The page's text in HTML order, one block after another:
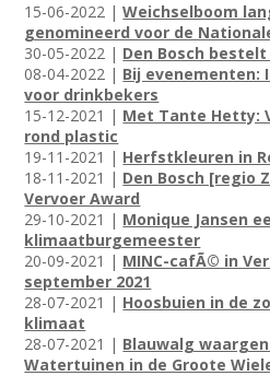
15-06-2022 |Weichselboom
genomineerd voor de
30-05-2022 | Den Bosch
08-04-2022 | Bij evenementen:
voor drinkbekers
15-12-2021 | Met Tante Hetty:
rond plastic
19-11-2021 | Herfstkleuren in
18-11-2021 | Den Bosch [regio
Vervoer Award
29-10-2021 | Monique Jansen
klimaatburgemeester
20-09-2021 | MINC-cafÃ© in
september 2021
28-07-2021 | Hoosbuien in de
klimaat
28-07-2021 | Blauwalg
Watertuinen in de Groote